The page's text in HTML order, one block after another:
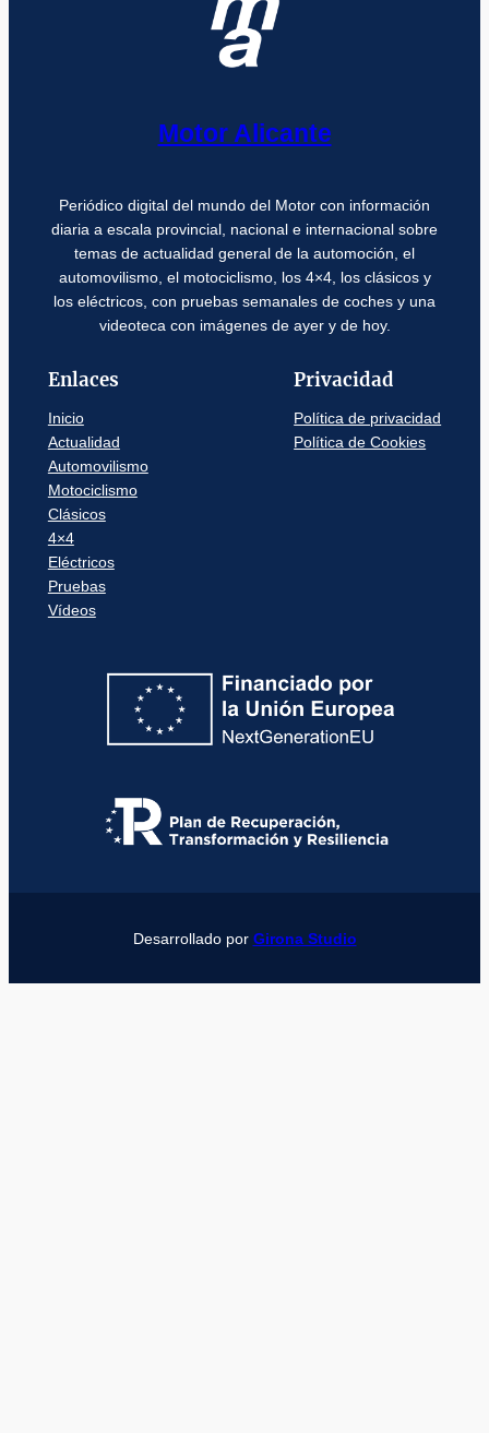
Motor Alicante
Periódico digital del mundo del Motor con información
diaria a escala provincial, nacional e internacional sobre
temas de actualidad general de la automoción, el
automovilismo, el motociclismo, los 4×4, los clásicos y
los eléctricos, con pruebas semanales de coches y una
videoteca con imágenes de ayer y de hoy.
Enlaces
Inicio
Actualidad
Automovilismo
Motociclismo
Clásicos
4×4
Eléctricos
Pruebas
Vídeos
Privacidad
Política de privacidad
Política de Cookies
Desarrollado por Girona Studio